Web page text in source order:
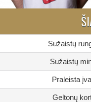
Sužaistų
Sužaistų
Praleista
Geltonų